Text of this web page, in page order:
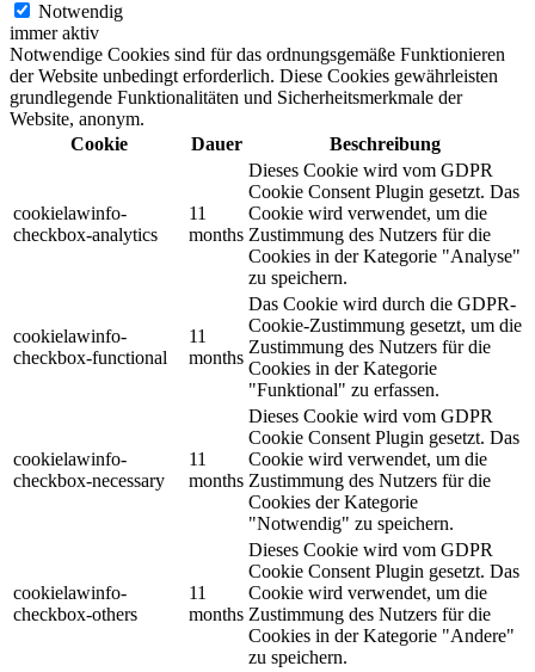
Notwendig
immer aktiv
Notwendige Cookies sind für das ordnungsgemäße Funktionieren
der Website unbedingt erforderlich. Diese Cookies gewährleisten
grundlegende Funktionalitäten und Sicherheitsmerkmale der
Website, anonym.
Cookie
Dauer Beschreibung
cookielawinfo-
checkbox-analytics
11
months
Dieses Cookie wird vom GDPR
Cookie Consent Plugin gesetzt. Das
Cookie wird verwendet, um die
Zustimmung des Nutzers für die
Cookies in der Kategorie "Analyse"
zu speichern.
cookielawinfo-
checkbox-functional
11
months
Das Cookie wird durch die GDPR-
Cookie-Zustimmung gesetzt, um die
Zustimmung des Nutzers für die
Cookies in der Kategorie
"Funktional" zu erfassen.
cookielawinfo-
checkbox-necessary
11
months
Dieses Cookie wird vom GDPR
Cookie Consent Plugin gesetzt. Das
Cookie wird verwendet, um die
Zustimmung des Nutzers für die
Cookies der Kategorie
"Notwendig" zu speichern.
cookielawinfo-
checkbox-others
11
months
Dieses Cookie wird vom GDPR
Cookie Consent Plugin gesetzt. Das
Cookie wird verwendet, um die
Zustimmung des Nutzers für die
Cookies in der Kategorie "Andere"
zu speichern.